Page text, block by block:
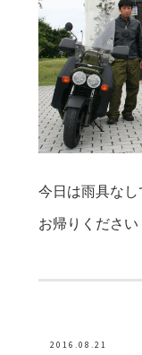
今日は雨具な
お帰りください
2016.08.21